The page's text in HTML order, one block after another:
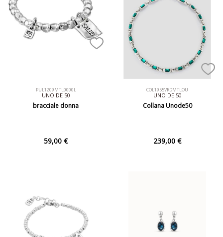
PUL1209MTL0000L
UNO DE 50
bracciale donna
59,00 €
COL1955VRDMTLOU
UNO DE 50
Collana Unode50
239,00 €